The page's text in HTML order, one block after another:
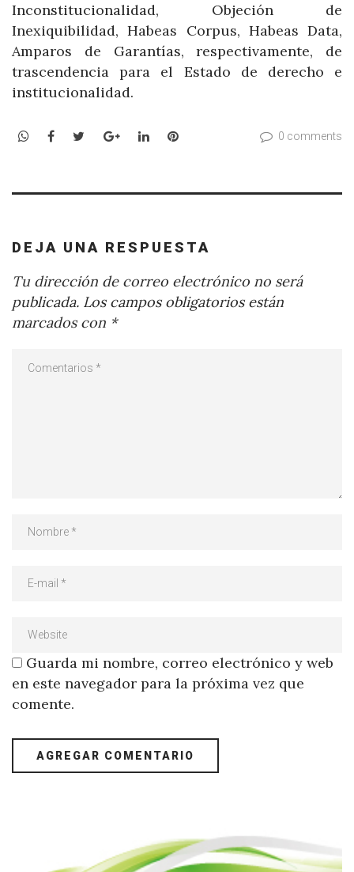
Inconstitucionalidad, Objeción de
Inexiquibilidad, Habeas Corpus, Habeas Data,
Amparos de Garantías, respectivamente, de
trascendencia para el Estado de derecho e
institucionalidad.
WhatsApp
Facebook
TwitterGoogle+LinkedInPinterest 0 comments
DEJA UNA RESPUESTA
Tu dirección de correo electrónico no será
publicada. Los campos obligatorios están
marcados con *
Guarda mi nombre, correo electrónico y web
en este navegador para la próxima vez que
comente.